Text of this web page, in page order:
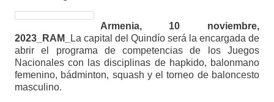
Armenia, 10 noviembre,
2023_RAM_
La capital del Quindío será la encargada de
abrir el programa de competencias de los Juegos
Nacionales con las disciplinas de hapkido, balonmano
femenino, bádminton, squash y el torneo de baloncesto
masculino.